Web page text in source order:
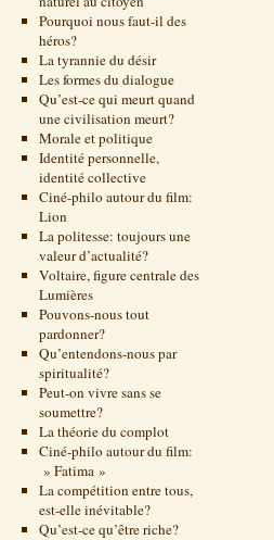
Pourquoi nous faut-il des
héros?
La tyrannie du désir
Les formes du dialogue
Qu’est-ce qui meurt quand
une civilisation meurt?
Morale et politique
Identité personnelle,
identité collective
Ciné-philo autour du film:
Lion
La politesse: toujours une
valeur d’actualité?
Voltaire, figure centrale des
Lumières
Pouvons-nous tout
pardonner?
Qu’entendons-nous par
spiritualité?
Peut-on vivre sans se
soumettre?
La théorie du complot
Ciné-philo autour du film:
» Fatima »
La compétition entre tous,
est-elle inévitable?
Qu’est-ce qu’être riche?